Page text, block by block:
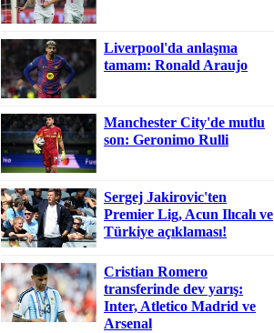
Liverpool'da anlaşma
tamam: Ronald Araujo
Manchester City'de mutlu
son: Geronimo Rulli
Sergej Jakirovic'ten
Premier Lig, Acun Ilıcalı ve
Türkiye açıklaması!
Cristian Romero
transferinde dev yarış:
Inter, Atletico Madrid ve
Arsenal